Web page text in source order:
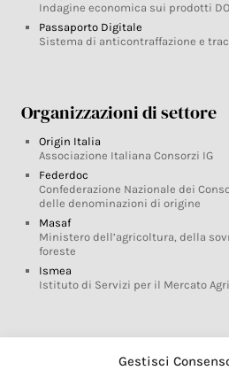
Gestisci
Indagine economica sui prodotti
Passaporto Digitale
Sistema di anticontraffazione e
Organizzazioni di settore
Origin Italia
Associazione Italiana Consorzi IG
Federdoc
Confederazione Nazionale dei
delle denominazioni di origine
Masaf
Ministero dell’agricoltura, della
foreste
Ismea
Istituto di Servizi per il Mercato
Glossario DOP IGP